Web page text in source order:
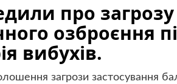
про загрозу
озброєння
вибухів.
загрози застосування